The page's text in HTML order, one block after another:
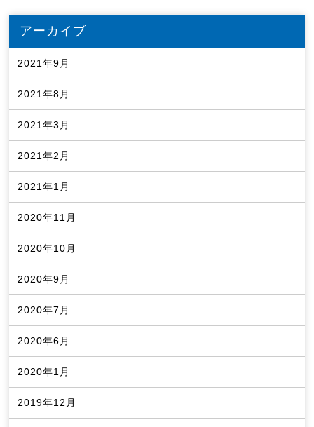
アーカイブ
2021年9月
2021年8月
2021年3月
2021年2月
2021年1月
2020年11月
2020年10月
2020年9月
2020年7月
2020年6月
2020年1月
2019年12月